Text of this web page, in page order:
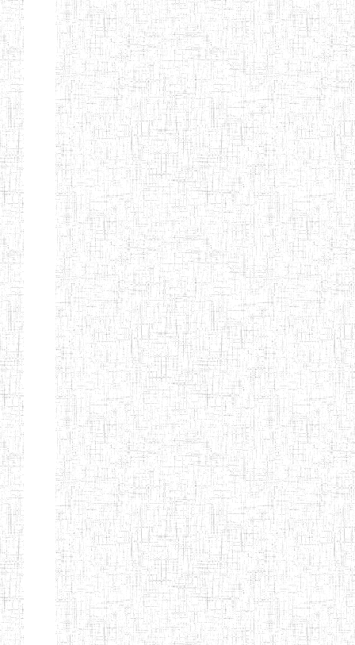
Afficher Page 9 sur 13 Total: 307
Début Préc. 4 5 6 7 8
9
13
Suivant Fin
L'ARCHE DES
PHOTONS
ECOLE DE
FORMATION
DES
INSTITUTEURS
ST ANDRE
30/11/2004 ENIEG
ENIEG PRIVEE
LAIQUE
PEKEKUE
04/06/2015 ENIEG
Etablissements
d'enseignement
secondaire
technique